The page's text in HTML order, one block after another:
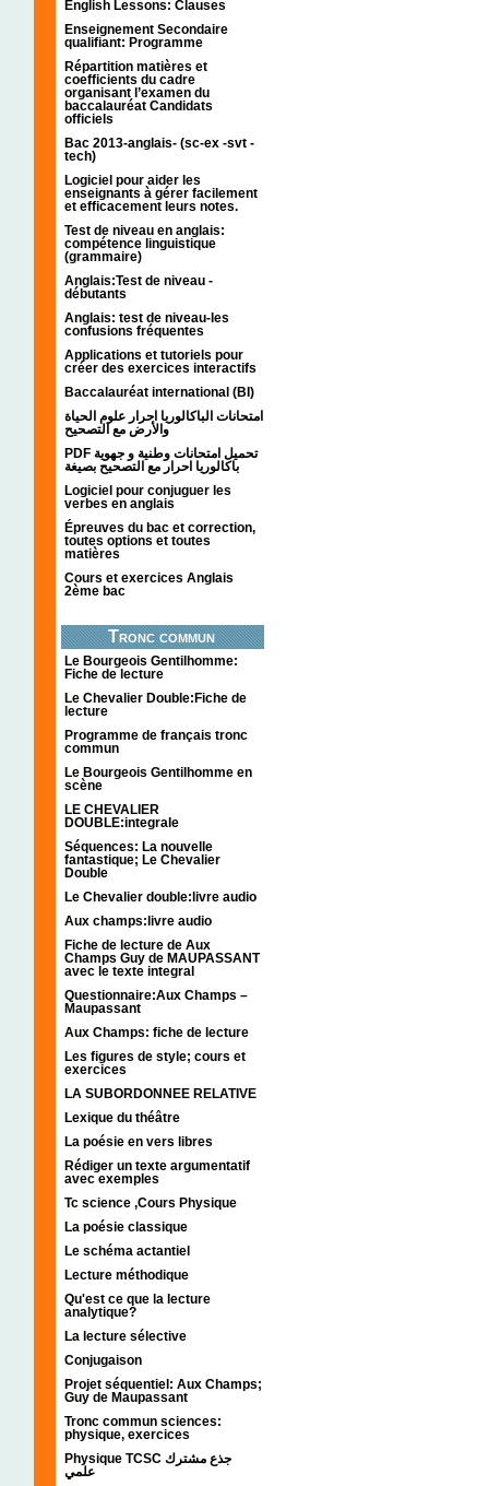
English Lessons: Clauses
Enseignement Secondaire
qualifiant: Programme
Répartition matières et
coefficients du cadre
organisant l’examen du
baccalauréat Candidats
officiels
Bac 2013-anglais- (sc-ex -svt -
tech)
Logiciel pour aider les
enseignants à gérer facilement
et efficacement leurs notes.
Test de niveau en anglais:
compétence linguistique
(grammaire)
Anglais:Test de niveau -
débutants
Anglais: test de niveau-les
confusions fréquentes
Applications et tutoriels pour
créer des exercices interactifs
Baccalauréat international (BI)
امتحانات الباكالوريا احرار علوم الحياة
والأرض مع التصحيح
PDF تحميل امتحانات وطنية و جهوية
باكالوريا احرار مع التصحيح بصيغة
Logiciel pour conjuguer les
verbes en anglais
Épreuves du bac et correction,
toutes options et toutes
matières
Cours et exercices Anglais
2ème bac
Tronc commun
Le Bourgeois Gentilhomme:
Fiche de lecture
Le Chevalier Double:Fiche de
lecture
Programme de français tronc
commun
Le Bourgeois Gentilhomme en
scène
LE CHEVALIER
DOUBLE:integrale
Séquences: La nouvelle
fantastique; Le Chevalier
Double
Le Chevalier double:livre audio
Aux champs:livre audio
Fiche de lecture de Aux
Champs Guy de MAUPASSANT
avec le texte integral
Questionnaire:Aux Champs –
Maupassant
Aux Champs: fiche de lecture
Les figures de style; cours et
exercices
LA SUBORDONNEE RELATIVE
Lexique du théâtre
La poésie en vers libres
Rédiger un texte argumentatif
avec exemples
Tc science ,Cours Physique
La poésie classique
Le schéma actantiel
Lecture méthodique
Qu'est ce que la lecture
analytique?
La lecture sélective
Conjugaison
Projet séquentiel: Aux Champs;
Guy de Maupassant
Tronc commun sciences:
physique, exercices
Physique TCSC جذع مشترك
علمي